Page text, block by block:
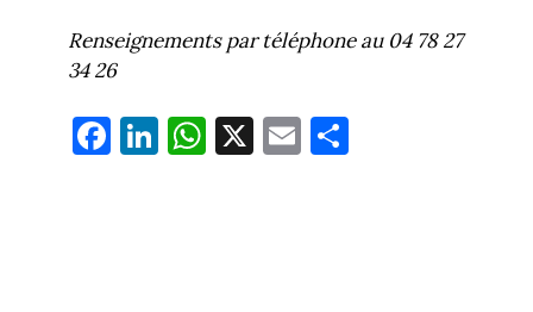
Renseignements par téléphone au 04 78 27
34 26
Fa
ce
Li
nk
W
ha
X E
m
Pa